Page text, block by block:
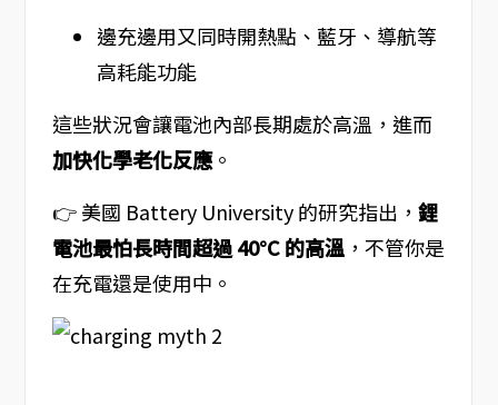
邊充邊用又同時開熱點、藍牙、導航等
高耗能功能
這些狀況會讓電池內部長期處於高溫，進而
加快化學老化反應。
👉 美國 Battery University 的研究指出， 鋰
電池最怕長時間超過 40°C 的高溫，不管你是
在充電還是使用中。